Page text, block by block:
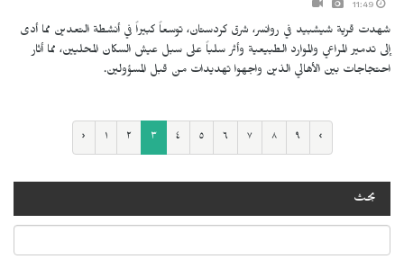
شهدت قرية شيشبيد في روانسر، شرق كردستان، توسعاً كبيراً في أنشطة التعدين مما أدى
إلى تدمير المراعي والموارد الطبيعية وأثر سلباً على سبل عيش السكان المحليين، مما أثار
احتجاجات بين الأهالي الذين واجهوا تهديدات من قبل المسؤولين.
‹ ١ ٢ ٣ ٤ ٥ ٦ ٧ ٨ ٩ ›
بحث